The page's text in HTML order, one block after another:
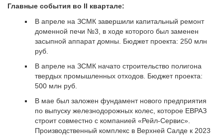
Главные события во II квартале:
В апреле на ЗСМК завершили капитальный ремонт
доменной печи №3, в ходе которого был заменен
засыпной аппарат домны. Бюджет проекта: 250 млн
руб.
В апреле на ЗСМК начато строительство полигона
твердых промышленных отходов. Бюджет проекта:
500 млн руб.
В мае был заложен фундамент нового предприятия
по выпуску железнодорожных колес, которое ЕВРАЗ
строит совместно с компанией «Рейл-Сервис».
Производственный комплекс в Верхней Салде к 2023